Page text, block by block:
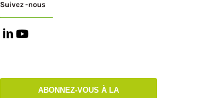
Suivez -nous
ABONNEZ-VOUS À LA